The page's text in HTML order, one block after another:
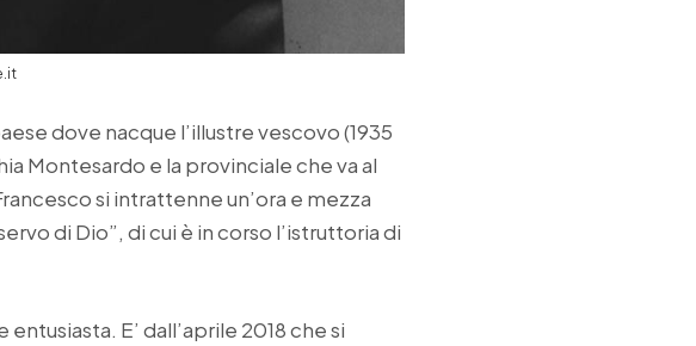
dove nacque l’illustre vescovo (1935
Montesardo e la provinciale che va al
si intrattenne un’ora e mezza
di Dio”, di cui è in corso l’istruttoria di
E’ dall’aprile 2018 che si